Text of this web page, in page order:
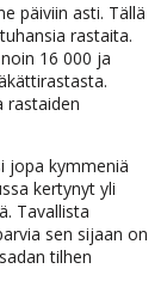
päiviin asti. Tällä
rastaita.
16 000 ja
rastaiden
jopa kymmeniä
kertynyt yli
Tavallista
sen sijaan on
tilhen